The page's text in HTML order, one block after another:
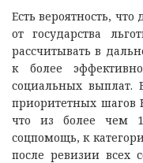
Есть вероятность,
от государства
рассчитывать в
к более
социальных выплат.
приоритетных шагов
что из более чем
соцпомощь, к
после ревизии всех